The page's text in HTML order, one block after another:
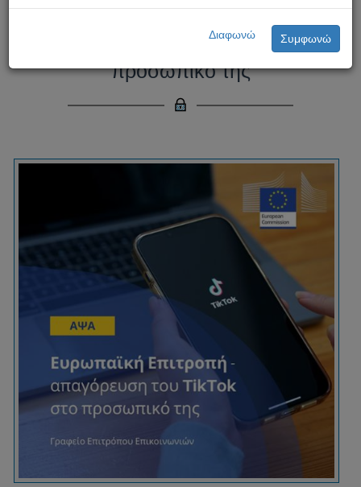
Ευρωπαϊκή Επιτροπή -
απαγόρευση του TikTok στο
προσωπικό της
Διαφωνώ Συμφωνώ